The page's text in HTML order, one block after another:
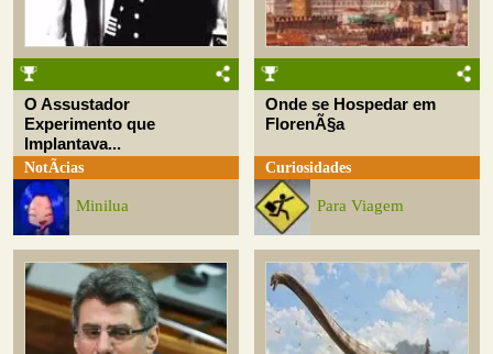
O Assustador
Experimento que
Implantava...
NotÃ­cias
Minilua
Onde se Hospedar em
FlorenÃ§a
Curiosidades
Para Viagem